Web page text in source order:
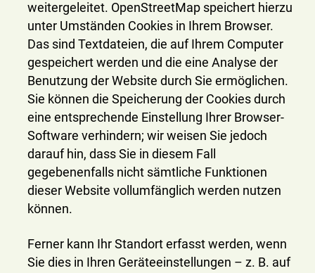
weitergeleitet. OpenStreetMap speichert hierzu
unter Umständen Cookies in Ihrem Browser.
Das sind Textdateien, die auf Ihrem Computer
gespeichert werden und die eine Analyse der
Benutzung der Website durch Sie ermöglichen.
Sie können die Speicherung der Cookies durch
eine entsprechende Einstellung Ihrer Browser-
Software verhindern; wir weisen Sie jedoch
darauf hin, dass Sie in diesem Fall
gegebenenfalls nicht sämtliche Funktionen
dieser Website vollumfänglich werden nutzen
können.
Ferner kann Ihr Standort erfasst werden, wenn
Sie dies in Ihren Geräteeinstellungen – z. B. auf